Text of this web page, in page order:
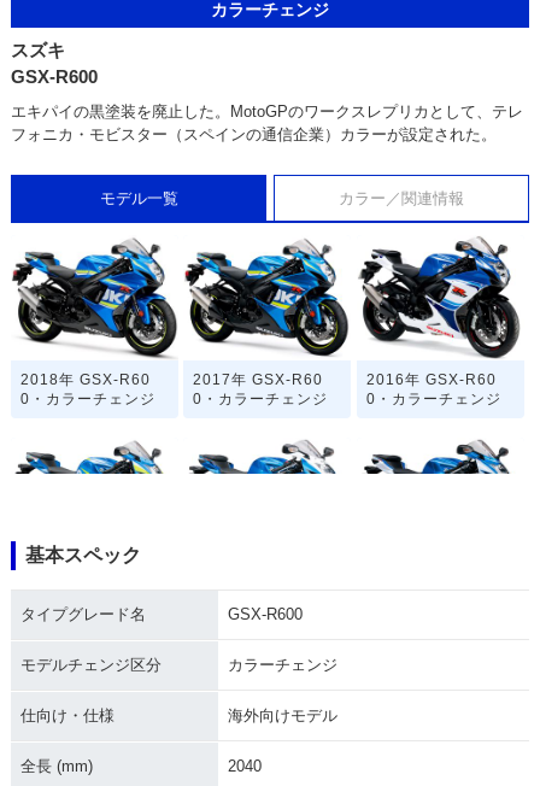
カラーチェンジ
スズキ
GSX-R600
エキパイの黒塗装を廃止した。MotoGPのワークスレプリカとして、テレ
フォニカ・モビスター（スペインの通信企業）カラーが設定された。
モデル一覧 カラー／関連情報
2018年 GSX-R60
0・カラーチェンジ
2017年 GSX-R60
0・カラーチェンジ
2016年 GSX-R60
0・カラーチェンジ
基本スペック
タイプグレード名 GSX-R600
モデルチェンジ区分 カラーチェンジ
仕向け・仕様 海外向けモデル
全長 (mm) 2040